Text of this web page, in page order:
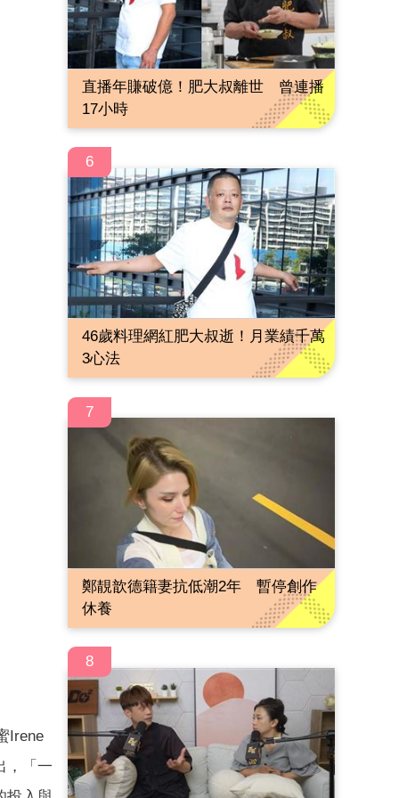
Irene
，「一
直播年賺破億！肥大叔離世 曾連播
17小時
6
46歲料理網紅肥大叔逝！月業績千萬
3心法
7
鄭靚歆德籍妻抗低潮2年 暫停創作
休養
8